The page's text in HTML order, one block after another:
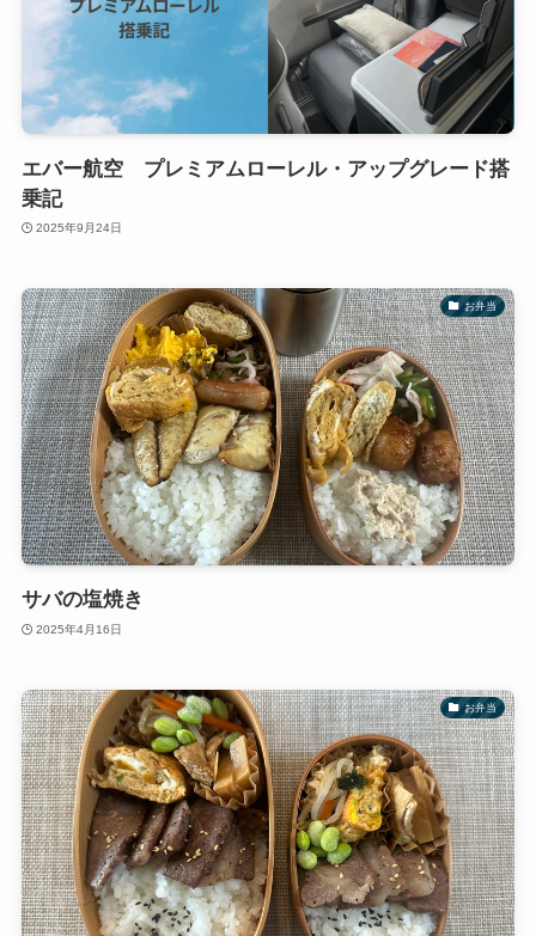
エバー航空 プレミアムローレル・アップグレード搭
乗記
2025年9月24日
お弁当
サバの塩焼き
2025年4月16日
お弁当